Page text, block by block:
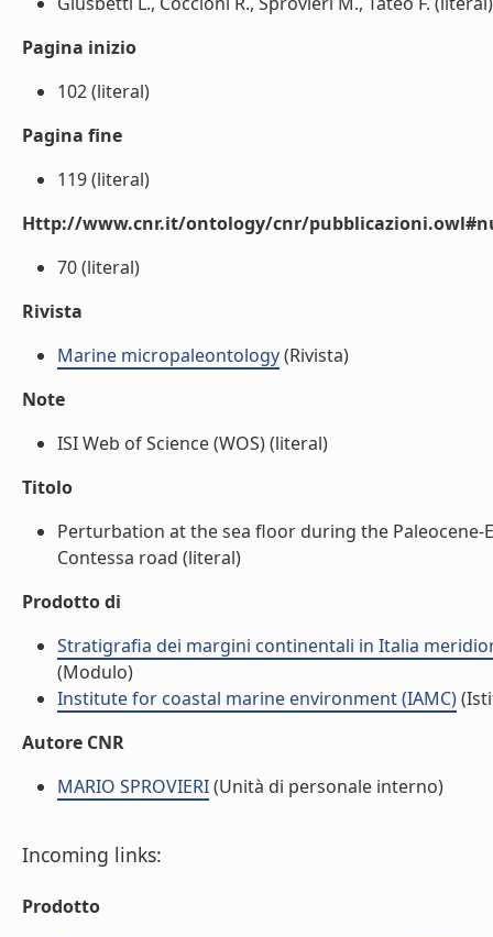
Pagina inizio
102 (literal)
Pagina fine
119 (literal)
Http://www.cnr.it/ontology/cnr/
70 (literal)
Rivista
Marine micropaleontology(Rivista)
Note
ISI Web of Science (WOS) (literal)
Titolo
Perturbation at the sea floor during the
Contessa road (literal)
Prodotto di
Stratigrafia dei margini continentali in Italia
(Modulo)
Institute for coastal marine environment (IAMC)
Autore CNR
MARIO SPROVIERI(Unità di personale interno)
Incoming links:
Prodotto